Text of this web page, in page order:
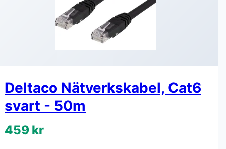
Deltaco Nätverkskabel, Cat6
svart - 50m
459 kr